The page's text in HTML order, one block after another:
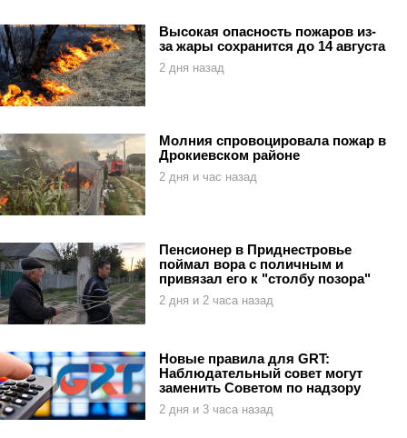
Высокая опасность пожаров из-
за жары сохранится до 14 августа
2 дня назад
Молния спровоцировала пожар в
Дрокиевском районе
2 дня и час назад
Пенсионер в Приднестровье
поймал вора с поличным и
привязал его к "столбу позора"
2 дня и 2 часа назад
Новые правила для GRT:
Наблюдательный совет могут
заменить Советом по надзору
2 дня и 3 часа назад